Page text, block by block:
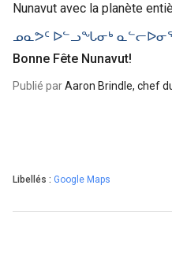
Nunavut avec la planète
ᓄᓇᕗᑦ ᐅᓪᓗᖓᓂᒃ
Bonne Fête Nunavut!
Publié parAaron Brindle, chef
Libellés : Google Maps